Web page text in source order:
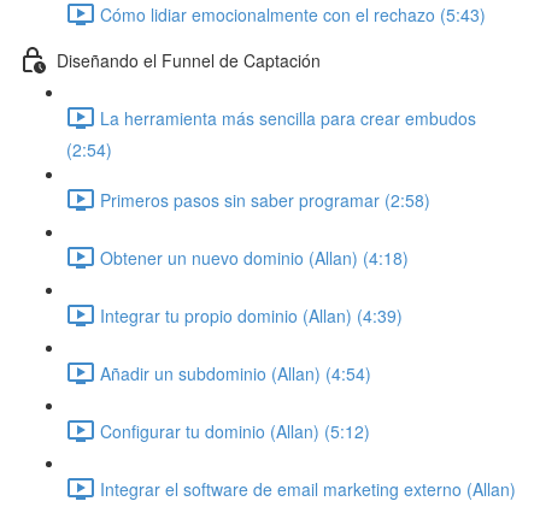
Cómo lidiar emocionalmente con el rechazo (5:43)
Diseñando el Funnel de Captación
La herramienta más sencilla para crear embudos
(2:54)
Primeros pasos sin saber programar (2:58)
Obtener un nuevo dominio (Allan) (4:18)
Integrar tu propio dominio (Allan) (4:39)
Añadir un subdominio (Allan) (4:54)
Configurar tu dominio (Allan) (5:12)
Integrar el software de email marketing externo (Allan)